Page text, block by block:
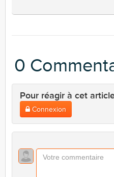
0
Pour réagir à cet
Connexion